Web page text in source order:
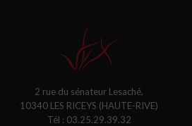
2 rue du sénateur Lesaché,
10340 LES RICEYS (HAUTE-RIVE)
Tél : 03.25.29.39.32